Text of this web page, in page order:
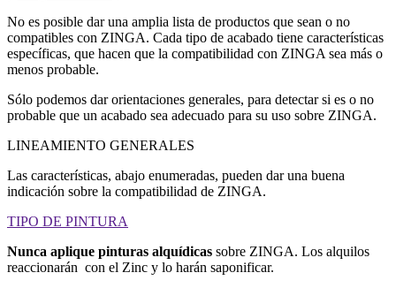
No es posible dar una amplia lista de productos que sean o no
compatibles con ZINGA. Cada tipo de acabado tiene características
específicas, que hacen que la compatibilidad con ZINGA sea más o
menos probable.
Sólo podemos dar orientaciones generales, para detectar si es o no
probable que un acabado sea adecuado para su uso sobre ZINGA.
LINEAMIENTO GENERALES
Las características, abajo enumeradas, pueden dar una buena
indicación sobre la compatibilidad de ZINGA.
TIPO DE PINTURA
Nunca aplique pinturas alquídicas sobre ZINGA. Los alquilos
reaccionarán con el Zinc y lo harán saponificar.